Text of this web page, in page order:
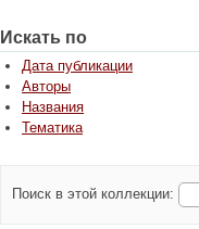
Искать по
Дата публикации
Авторы
Названия
Тематика
Поиск в этой коллекции: